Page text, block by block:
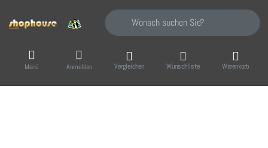
Geben Sie einen Suchbegriff ein. Während
Menü Anmelden Vergleichen Wunschliste Warenkorb